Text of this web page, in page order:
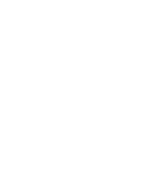
externen Web-Seite ist deren